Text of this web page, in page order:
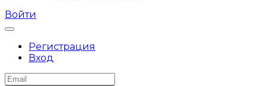
Войти
Регистрация
Вход